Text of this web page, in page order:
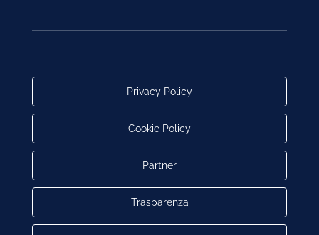
Privacy Policy
Cookie Policy
Partner
Trasparenza